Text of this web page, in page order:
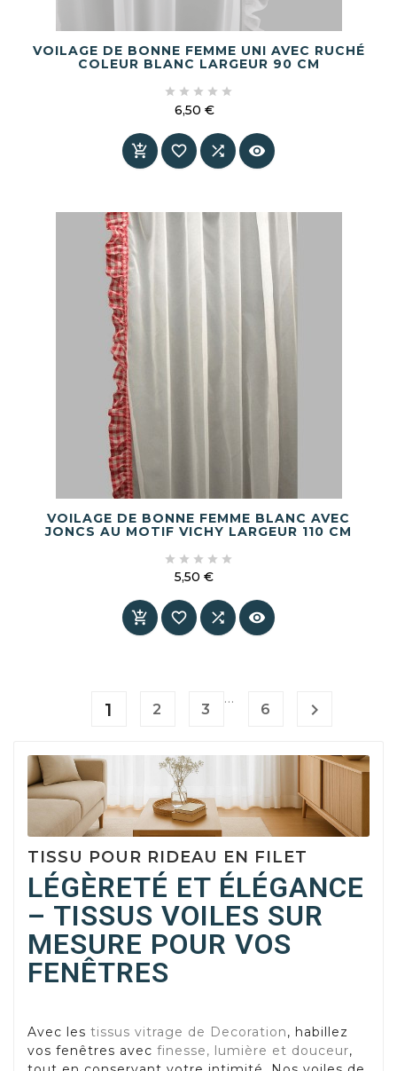
VOILAGE DE BONNE FEMME UNI AVEC RUCHÉ
COLEUR BLANC LARGEUR 90 CM
    
6,50 €
   
VOILAGE DE BONNE FEMME BLANC AVEC
JONCS AU MOTIF VICHY LARGEUR 110 CM
    
5,50 €
   
1 2 3
…
6 
TISSU POUR RIDEAU EN FILET
LÉGÈRETÉ ET ÉLÉGANCE
– TISSUS VOILES SUR
MESURE POUR VOS
FENÊTRES
Avec les tissus vitrage de Decoration, habillez
vos fenêtres avec finesse, lumière et douceur,